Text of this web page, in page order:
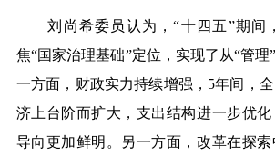
刘尚希委员认为，“十四五”期间
焦“国家治理基础”定位，实现了从“管理
一方面，财政实力持续增强，5年间，
济上台阶而扩大，支出结构进一步优
导向更加鲜明。另一方面，改革在探